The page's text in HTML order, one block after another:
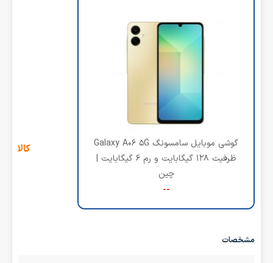
گوشی موبایل سامسونگ Galaxy A06 5G
ظرفیت 128 گیگابایت و رم 6 گیگابایت |
چین
--
کالای
مشخصات